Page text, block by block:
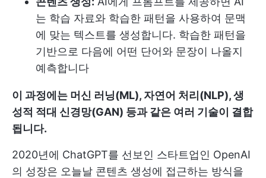
는 학습 자료와 학습한 패턴을 사용하여 문맥
에 맞는 텍스트를 생성합니다. 학습한 패턴을
기반으로 다음에 어떤 단어와 문장이 나올지
예측합니다
이 과정에는 머신 러닝(ML), 자연어 처리(NLP), 생
성적 적대 신경망(GAN) 등과 같은 여러 기술이 결합
됩니다.
2020년에 ChatGPT를 선보인 스타트업인 OpenAI
의 성장은 오늘날 콘텐츠 생성에 접근하는 방식을